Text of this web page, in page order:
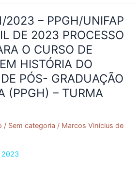
2023 – PPGH/UNIFAP
DE 2023 PROCESSO
O CURSO DE
HISTÓRIA DO
PÓS- GRADUAÇÃO
(PPGH) – TURMA
/ Sem categoria / Marcos Vinicius de
2023